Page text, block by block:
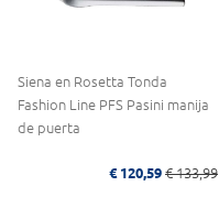
Siena en Rosetta Tonda
Fashion Line PFS Pasini manija
de puerta
€ 120,59 € 133,99